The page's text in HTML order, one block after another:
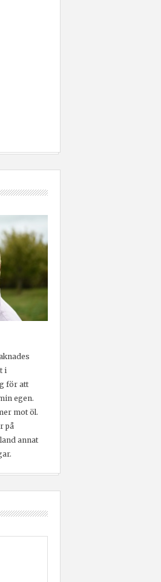
i
för att
egen.
mot öl.
på
annat